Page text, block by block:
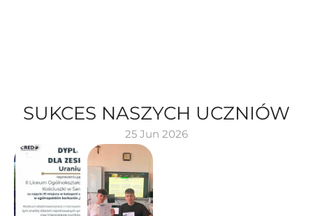
SUKCES NASZYCH UCZNIÓW
25 Jun 2026